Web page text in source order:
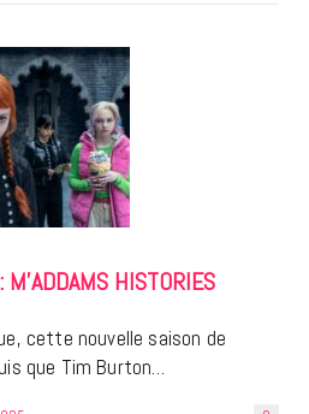
HISTORIES
cette nouvelle saison de
que Tim Burton…